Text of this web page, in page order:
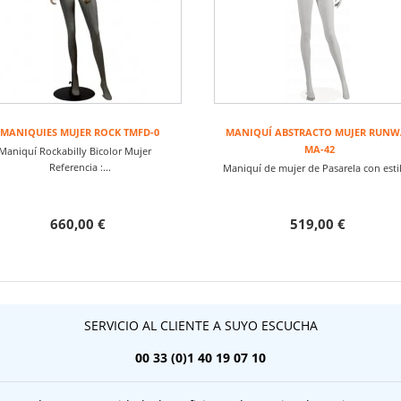
MANIQUIES MUJER ROCK TMFD-0
Rockabilly Bicolor Mujer
Referencia :...
660,00 €
MANIQUÍ ABSTRACTO MUJER
MA-42
Maniquí de mujer de Pasarela con
519,00 €
SERVICIO AL CLIENTE A SUYO ESCUCHA
00 33 (0)1 40 19 07 10